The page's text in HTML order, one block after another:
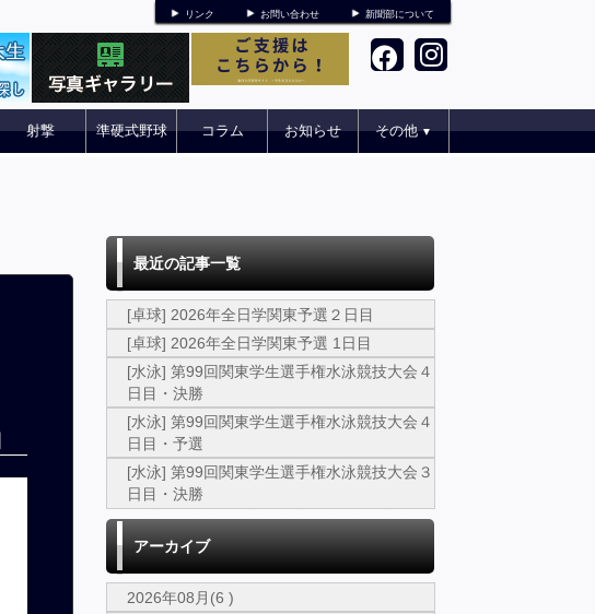
リンク お問い合わせ 新聞部について
射撃 準硬式野球 コラム お知らせ その他▼
最近の記事一覧
[卓球] 2026年全日学関東予選２日目
[卓球] 2026年全日学関東予選 1日目
[水泳] 第99回関東学生選手権水泳競技大会４
日目・決勝
[水泳] 第99回関東学生選手権水泳競技大会４
日目・予選
[水泳] 第99回関東学生選手権水泳競技大会３
日目・決勝
アーカイブ
2026年08月(6 )